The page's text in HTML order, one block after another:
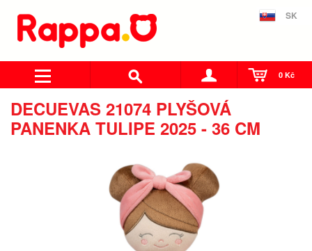
SK
0 Kč
DECUEVAS 21074 PLYŠOVÁ
PANENKA TULIPE 2025 - 36 CM